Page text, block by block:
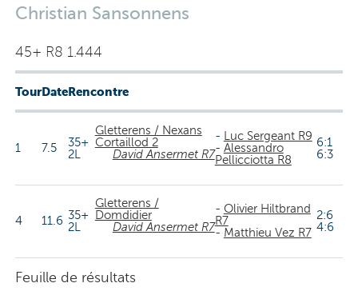
Christian Sansonnens
45+ R8 1.444
TourDateRencontre
1 7.5
35+
2L
Gletterens / Nexans
Cortaillod 2
David Ansermet R7
-
Luc Sergeant R9
- Alessandro
Pellicciotta R8
6:1
6:3
4 11.6 35+
2L
Gletterens /
Domdidier
David Ansermet R7
- Olivier Hiltbrand
R7
- Matthieu Vez R7
2:6
4:6
Feuille de résultats